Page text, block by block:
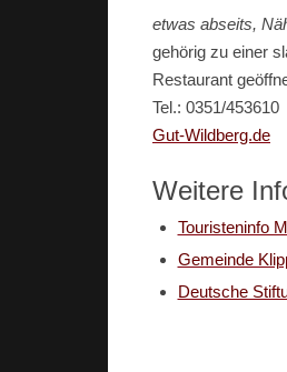
etwas abseits,
gehörig zu einer
Restaurant
Tel.: 0351/453610
Gut-Wildberg.de
Weitere
Touristeninfo
Gemeinde
Deutsche